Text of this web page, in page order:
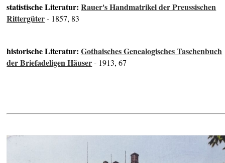
statistische Literatur:Rauer's Handmatrikel der Preussischen
Rittergüter- 1857, 83
historische Literatur:Gothaisches Genealogisches Taschenbuch
der Briefadeligen Häuser- 1913, 67